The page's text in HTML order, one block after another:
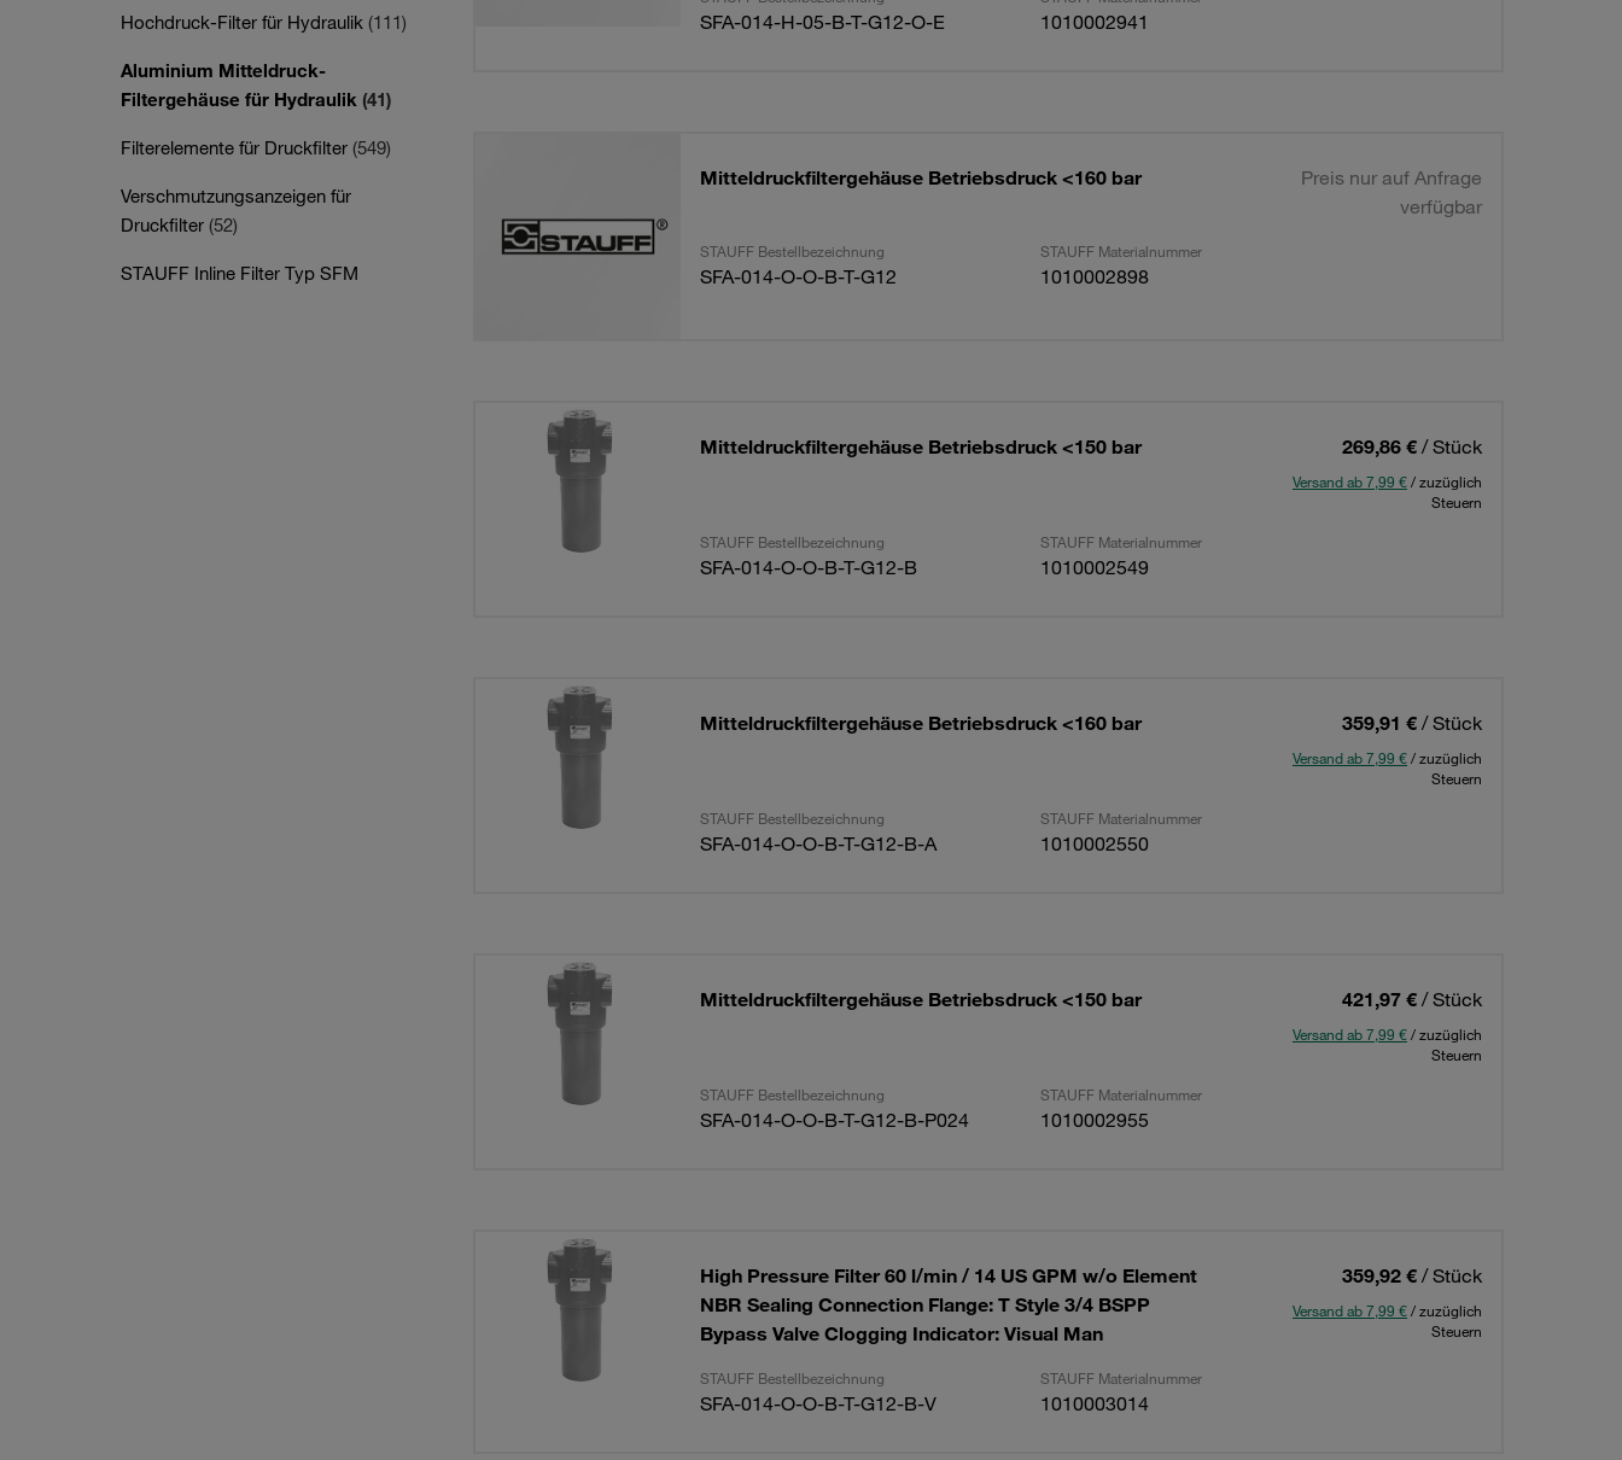
Hochdruck-Filter für Hydraulik (111)
Aluminium Mitteldruck-
Filtergehäuse für Hydraulik (41)
Filterelemente für Druckfilter (549)
Verschmutzungsanzeigen für
Druckfilter (52)
STAUFF Inline Filter Typ SFM
SFA-014-H-05-B-T-G12-O-E 1010002941
Mitteldruckfiltergehäuse Betriebsdruck <160 bar
Preis nur auf Anfrage
verfügbar
STAUFF Bestellbezeichnung STAUFF Materialnummer
SFA-014-O-O-B-T-G12 1010002898
Mitteldruckfiltergehäuse Betriebsdruck <150 bar 269,86 € / Stück
Versand ab 7,99 €/ zuzüglich
Steuern
STAUFF Bestellbezeichnung STAUFF Materialnummer
SFA-014-O-O-B-T-G12-B 1010002549
Mitteldruckfiltergehäuse Betriebsdruck <160 bar 359,91 € / Stück
Versand ab 7,99 €/ zuzüglich
Steuern
STAUFF Bestellbezeichnung STAUFF Materialnummer
SFA-014-O-O-B-T-G12-B-A 1010002550
Mitteldruckfiltergehäuse Betriebsdruck <150 bar 421,97 € / Stück
Versand ab 7,99 €/ zuzüglich
Steuern
STAUFF Bestellbezeichnung STAUFF Materialnummer
SFA-014-O-O-B-T-G12-B-P024 1010002955
High Pressure Filter 60 l/min / 14 US GPM w/o Element
NBR Sealing Connection Flange: T Style 3/4 BSPP
Bypass Valve Clogging Indicator: Visual Man
359,92 € / Stück
Versand ab 7,99 €/ zuzüglich
Steuern
STAUFF Bestellbezeichnung STAUFF Materialnummer
SFA-014-O-O-B-T-G12-B-V 1010003014